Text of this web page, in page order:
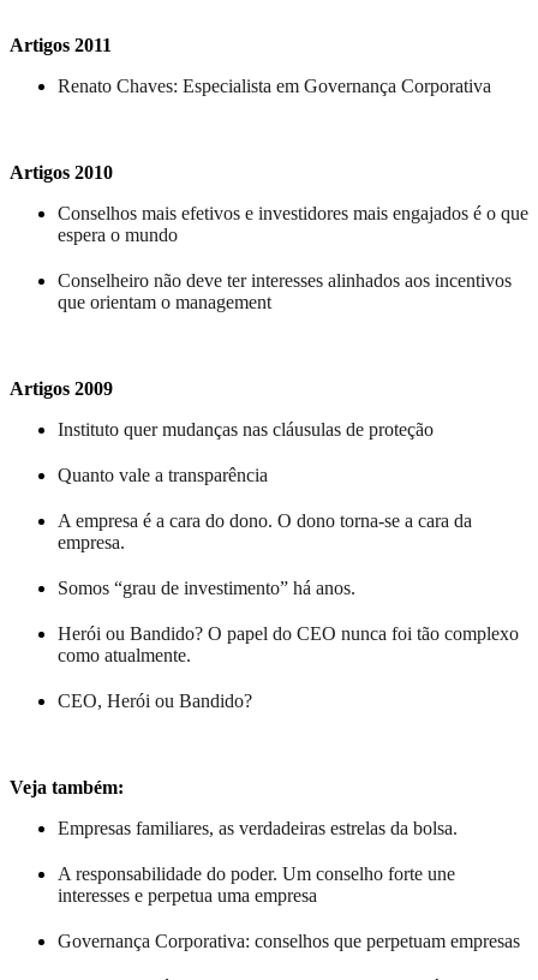
Artigos 2011
Renato Chaves: Especialista em Governança Corporativa
Artigos 2010
Conselhos mais efetivos e investidores mais engajados é o que
espera o mundo
Conselheiro não deve ter interesses alinhados aos incentivos
que orientam o management
Artigos 2009
Instituto quer mudanças nas cláusulas de proteção
Quanto vale a transparência
A empresa é a cara do dono. O dono torna-se a cara da
empresa.
Somos “grau de investimento” há anos.
Herói ou Bandido? O papel do CEO nunca foi tão complexo
como atualmente.
CEO, Herói ou Bandido?
Veja também:
Empresas familiares, as verdadeiras estrelas da bolsa.
A responsabilidade do poder. Um conselho forte une
interesses e perpetua uma empresa
Governança Corporativa: conselhos que perpetuam empresas